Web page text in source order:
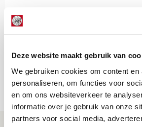
Deze website maakt gebruik van
We gebruiken cookies om content en
personaliseren, om functies voor
en om ons websiteverkeer te
informatie over je gebruik van onze
partners voor social media,
Bekijk alle berichten van De
Net binnen //